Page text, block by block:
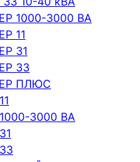
1000-3000 ВА
11
31
33
ПЛЮС
3000 ВА